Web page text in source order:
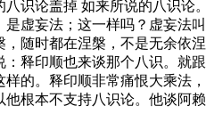
识论盖掉 如来所说的八识论
是虚妄法；这一样吗？虚妄法
随时都在涅槃，不是无余依
印顺也来谈那个八识。就跟
的。释印顺非常痛恨大乘法
他根本不支持八识论。他谈阿